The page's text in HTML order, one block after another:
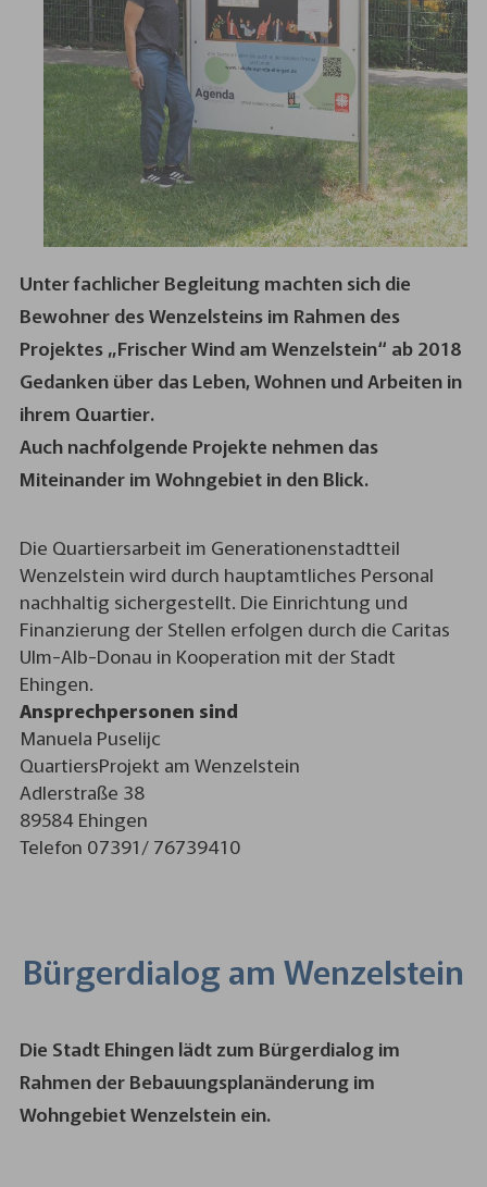
Unter fachlicher Begleitung machten sich die
Bewohner des Wenzelsteins im Rahmen des
Projektes „Frischer Wind am Wenzelstein“ ab 2018
Gedanken über das Leben, Wohnen und Arbeiten in
ihrem Quartier.
Auch nachfolgende Projekte nehmen das
Miteinander im Wohngebiet in den Blick.
Die Quartiersarbeit im Generationenstadtteil
Wenzelstein wird durch hauptamtliches Personal
nachhaltig sichergestellt. Die Einrichtung und
Finanzierung der Stellen erfolgen durch die Caritas
Ulm-Alb-Donau in Kooperation mit der Stadt
Ehingen.
Ansprechpersonen sind
Manuela Puselijc
QuartiersProjekt am Wenzelstein
Adlerstraße 38
89584 Ehingen
Telefon 07391/ 76739410
Bürgerdialog am Wenzelstein
Die Stadt Ehingen lädt zum Bürgerdialog im
Rahmen der Bebauungsplanänderung im
Wohngebiet Wenzelstein ein.